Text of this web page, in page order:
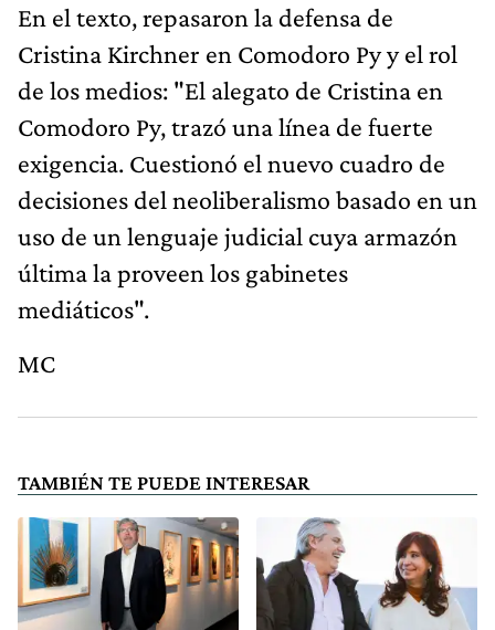
En el texto, repasaron la defensa de
Cristina Kirchner en Comodoro Py y el rol
de los medios: "El alegato de Cristina en
Comodoro Py, trazó una línea de fuerte
exigencia. Cuestionó el nuevo cuadro de
decisiones del neoliberalismo basado en un
uso de un lenguaje judicial cuya armazón
última la proveen los gabinetes
mediáticos".
MC
TAMBIÉN TE PUEDE INTERESAR